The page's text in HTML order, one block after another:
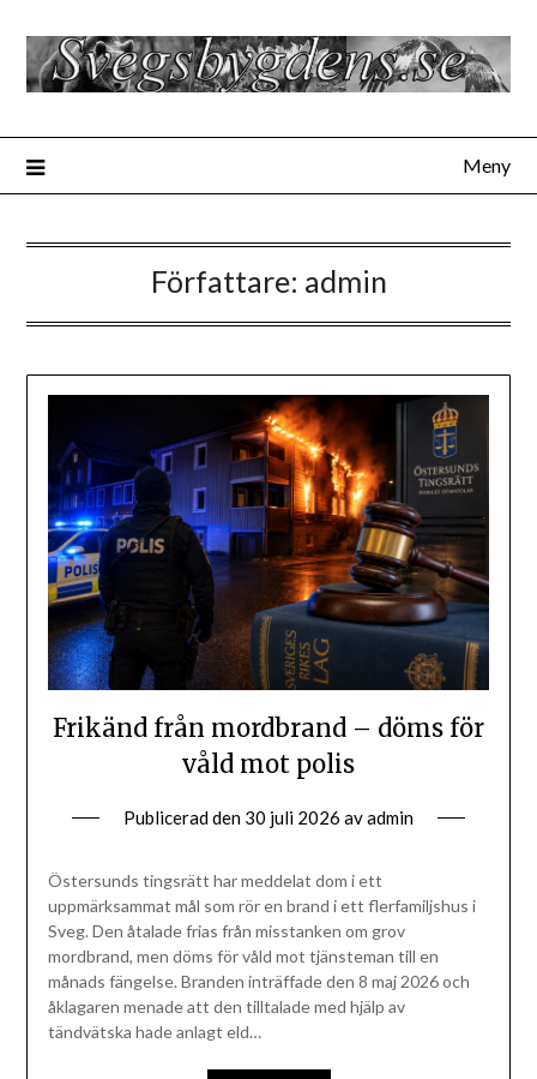
innehåll
Meny
Författare: admin
Frikänd från mordbrand – döms för
våld mot polis
Publicerad den 30 juli 2026 avadmin
Östersunds tingsrätt har meddelat dom i ett
uppmärksammat mål som rör en brand i ett flerfamiljshus i
Sveg. Den åtalade frias från misstanken om grov
mordbrand, men döms för våld mot tjänsteman till en
månads fängelse. Branden inträffade den 8 maj 2026 och
åklagaren menade att den tilltalade med hjälp av
tändvätska hade anlagt eld…